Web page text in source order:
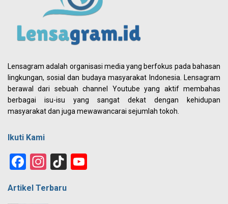
Lensagram adalah organisasi media yang berfokus pada bahasan
lingkungan, sosial dan budaya masyarakat Indonesia. Lensagram
berawal dari sebuah channel Youtube yang aktif membahas
berbagai isu-isu yang sangat dekat dengan kehidupan
masyarakat dan juga mewawancarai sejumlah tokoh.
Ikuti Kami
Facebook
Instagram
TikTok
Artikel Terbaru